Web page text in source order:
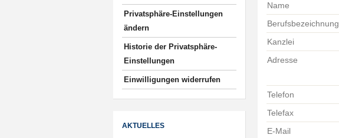
Privatsphäre-Einstellungen
ändern
Historie der Privatsphäre-
Einstellungen
Einwilligungen widerrufen
AKTUELLES
Name
Berufsbezeichnung
Kanzlei
Adresse
Telefon
Telefax
E-Mail